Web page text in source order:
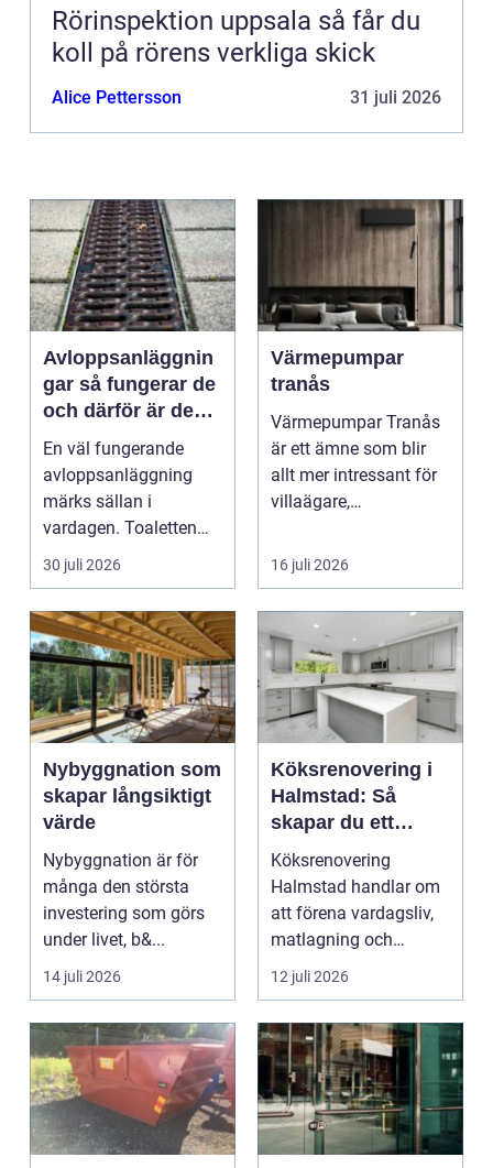
Rörinspektion uppsala så får du
koll på rörens verkliga skick
Alice Pettersson 31 juli 2026
Avloppsanläggnin
gar så fungerar de
och därför är de
viktigare än många
tror
En väl fungerande
avloppsanläggning
märks sällan i
vardagen. Toaletten
spolas, vattnet rinner
undan ...
30 juli 2026
Värmepumpar
tranås
Värmepumpar Tranås
är ett ämne som blir
allt mer intressant för
villaägare,
o...
16 juli 2026
Nybyggnation som
skapar långsiktigt
värde
Nybyggnation är för
många den största
investering som görs
under livet, b&...
14 juli 2026
Köksrenovering i
Halmstad: Så
skapar du ett
funktionellt och
trivsamt kök
Köksrenovering
Halmstad handlar om
att förena vardagsliv,
matlagning och
umgänge i et...
12 juli 2026